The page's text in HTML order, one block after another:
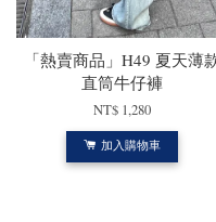
「熱賣商品」H49 夏天薄
直筒牛仔褲
NT$ 1,280
加入購物車